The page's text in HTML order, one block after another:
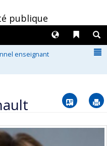
publique
Liens
Langues
enseignant
Vcard